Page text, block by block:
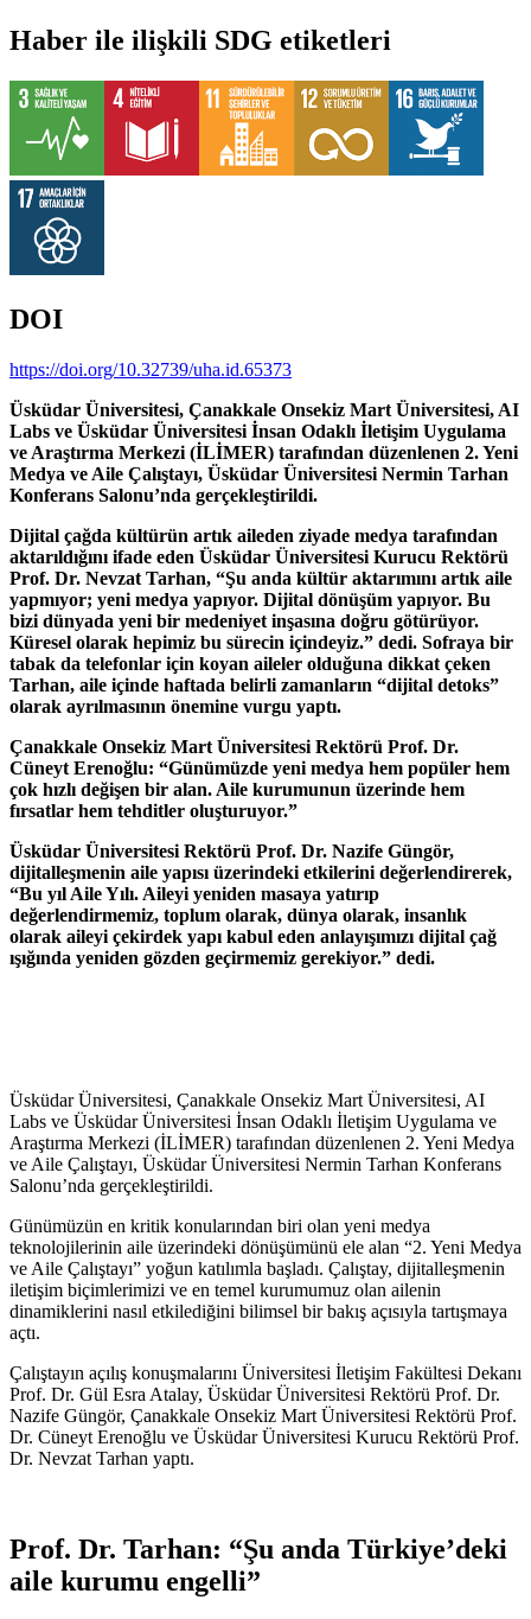
Haber ile ilişkili SDG etiketleri
DOI
https://doi.org/10.32739/uha.id.65373
Üsküdar Üniversitesi, Çanakkale Onsekiz Mart Üniversitesi, AI
Labs ve Üsküdar Üniversitesi İnsan Odaklı İletişim Uygulama
ve Araştırma Merkezi (İLİMER) tarafından düzenlenen 2. Yeni
Medya ve Aile Çalıştayı, Üsküdar Üniversitesi Nermin Tarhan
Konferans Salonu’nda gerçekleştirildi.
Dijital çağda kültürün artık aileden ziyade medya tarafından
aktarıldığını ifade eden Üsküdar Üniversitesi Kurucu Rektörü
Prof. Dr. Nevzat Tarhan, “Şu anda kültür aktarımını artık aile
yapmıyor; yeni medya yapıyor. Dijital dönüşüm yapıyor. Bu
bizi dünyada yeni bir medeniyet inşasına doğru götürüyor.
Küresel olarak hepimiz bu sürecin içindeyiz.” dedi. Sofraya bir
tabak da telefonlar için koyan aileler olduğuna dikkat çeken
Tarhan, aile içinde haftada belirli zamanların “dijital detoks”
olarak ayrılmasının önemine vurgu yaptı.
Çanakkale Onsekiz Mart Üniversitesi Rektörü Prof. Dr.
Cüneyt Erenoğlu: “Günümüzde yeni medya hem popüler hem
çok hızlı değişen bir alan. Aile kurumunun üzerinde hem
fırsatlar hem tehditler oluşturuyor.”
Üsküdar Üniversitesi Rektörü Prof. Dr. Nazife Güngör,
dijitalleşmenin aile yapısı üzerindeki etkilerini değerlendirerek,
“Bu yıl Aile Yılı. Aileyi yeniden masaya yatırıp
değerlendirmemiz, toplum olarak, dünya olarak, insanlık
olarak aileyi çekirdek yapı kabul eden anlayışımızı dijital çağ
ışığında yeniden gözden geçirmemiz gerekiyor.” dedi.
Üsküdar Üniversitesi, Çanakkale Onsekiz Mart Üniversitesi, AI
Labs ve Üsküdar Üniversitesi İnsan Odaklı İletişim Uygulama ve
Araştırma Merkezi (İLİMER) tarafından düzenlenen 2. Yeni Medya
ve Aile Çalıştayı, Üsküdar Üniversitesi Nermin Tarhan Konferans
Salonu’nda gerçekleştirildi.
Günümüzün en kritik konularından biri olan yeni medya
teknolojilerinin aile üzerindeki dönüşümünü ele alan “2. Yeni Medya
ve Aile Çalıştayı” yoğun katılımla başladı. Çalıştay, dijitalleşmenin
iletişim biçimlerimizi ve en temel kurumumuz olan ailenin
dinamiklerini nasıl etkilediğini bilimsel bir bakış açısıyla tartışmaya
açtı.
Çalıştayın açılış konuşmalarını Üniversitesi İletişim Fakültesi Dekanı
Prof. Dr. Gül Esra Atalay, Üsküdar Üniversitesi Rektörü Prof. Dr.
Nazife Güngör, Çanakkale Onsekiz Mart Üniversitesi Rektörü Prof.
Dr. Cüneyt Erenoğlu ve Üsküdar Üniversitesi Kurucu Rektörü Prof.
Dr. Nevzat Tarhan yaptı.
Prof. Dr. Tarhan: “Şu anda Türkiye’deki
aile kurumu engelli”